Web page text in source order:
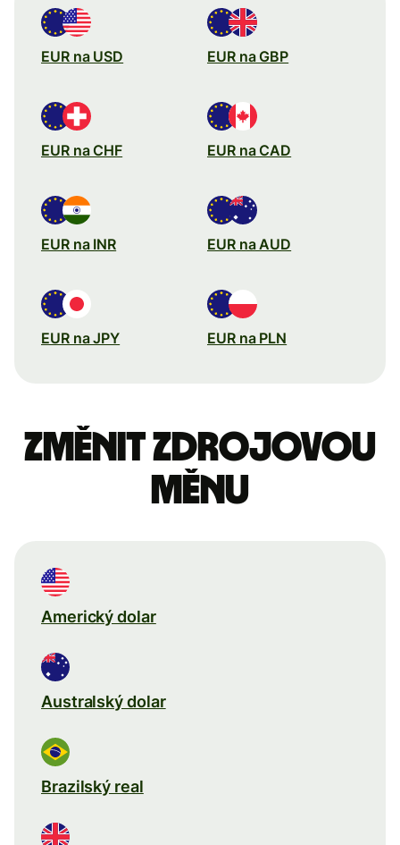
EUR na USD EUR na GBP
EUR na CHF EUR na CAD
EUR na INR EUR na AUD
EUR na JPY EUR na PLN
Změnit zdrojovou
měnu
Americký dolar
Australský dolar
Brazilský real